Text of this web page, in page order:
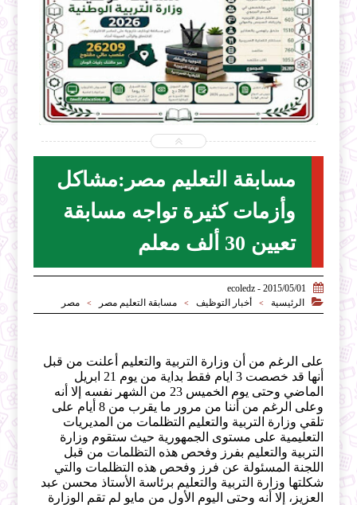
2026-07-28
ecoledz.net
مسابقة التعليم مصر:مشاكل
وأزمات كثيرة تواجه مسابقة
تعيين 30 ألف معلم

2015/05/01 - ecoledz

الرئيسية > أخبار التوظيف > مسابقة التعليم مصر > مصر
على الرغم من أن وزارة التربية والتعليم أعلنت من قبل
أنها قد خصصت 3 ايام فقط بداية من يوم 21 ابريل
الماضي وحتى يوم الخميس 23 من الشهر نفسه إلا أنه
وعلى الرغم من أننا من مرور ما يقرب من 8 أيام على
تلقي وزارة التربية والتعليم التظلمات من المديريات
التعليمية على مستوى الجمهورية حيث ستقوم وزارة
التربية والتعليم بفرز وفحص هذه التظلمات من قبل
اللجنة المسئولة عن فرز وفحص هذه التظلمات والتي
شكلتها وزارة التربية والتعليم برئاسة الأستاذ محسن عبد
العزيز، إلا أنه وحتى اليوم الأول من مايو لم تقم الوزارة